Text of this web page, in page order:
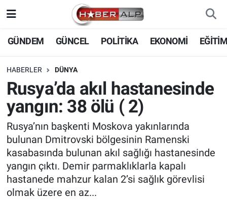
GÜNDEM GÜNCEL POLİTİKA EKONOMİ
HABERLER DÜNYA
Rusya’da akıl hastanesinde
yangın: 38 ölü ( 2)
Rusya’nın başkenti Moskova yakınlarında
bulunan Dmitrovski bölgesinin Ramenski
kasabasında bulunan akıl sağlığı hastanesinde
yangın çıktı. Demir parmaklıklarla kapalı
hastanede mahzur kalan 2’si sağlık görevlisi
olmak üzere en az...
Nöbetçi Eczaneler
Hava Durumu
Trafik Durumu
Süper Lig Puan Durumu ve Fikstür
Tüm Manşetler
Son Dakika Haberleri
Haber Arşivi